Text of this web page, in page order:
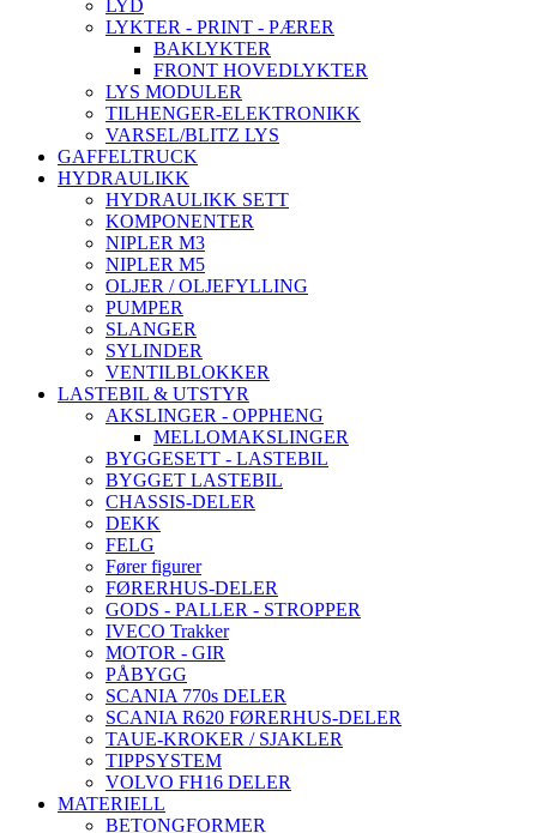
LYD
LYKTER - PRINT - PÆRER
BAKLYKTER
FRONT HOVEDLYKTER
LYS MODULER
TILHENGER-ELEKTRONIKK
VARSEL/BLITZ LYS
GAFFELTRUCK
HYDRAULIKK
HYDRAULIKK SETT
KOMPONENTER
NIPLER M3
NIPLER M5
OLJER / OLJEFYLLING
PUMPER
SLANGER
SYLINDER
VENTILBLOKKER
LASTEBIL & UTSTYR
AKSLINGER - OPPHENG
MELLOMAKSLINGER
BYGGESETT - LASTEBIL
BYGGET LASTEBIL
CHASSIS-DELER
DEKK
FELG
Fører figurer
FØRERHUS-DELER
GODS - PALLER - STROPPER
IVECO Trakker
MOTOR - GIR
PÅBYGG
SCANIA 770s DELER
SCANIA R620 FØRERHUS-DELER
TAUE-KROKER / SJAKLER
TIPPSYSTEM
VOLVO FH16 DELER
MATERIELL
BETONGFORMER